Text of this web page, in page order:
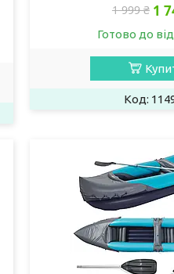
1 999 ₴ 1
Готово до